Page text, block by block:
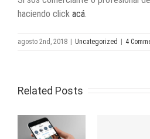
haciendo click acá
agosto 2nd, 2018 | Uncategorized | 4
Related Posts